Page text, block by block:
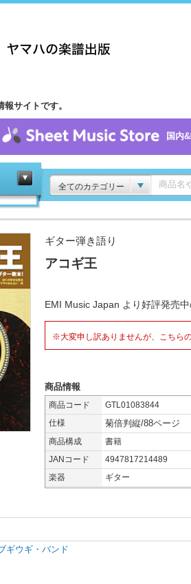
サイトです。
国内
全てのカテゴリー
ギター弾き語り
アコギ王
EMI Music Japan より好評発売
※大変申し訳ありませんが、こちら
商品情報
商品コード
GTL01083844
仕様
菊倍判縦/88ページ
商品構成
書籍
JANコード
4947817214489
楽器
ギター
ギウギ・バンド